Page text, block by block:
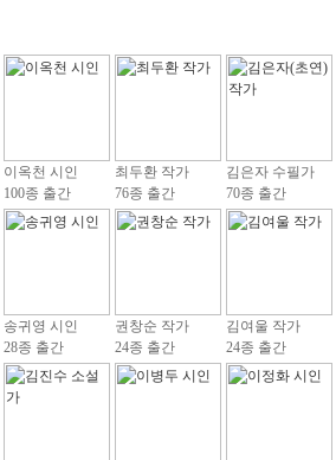
이옥천 시인
100종 출간
최두환 작가
76종 출간
김은자 수필가
70종 출간
송귀영 시인
28종 출간
권창순 작가
24종 출간
김여울 작가
24종 출간